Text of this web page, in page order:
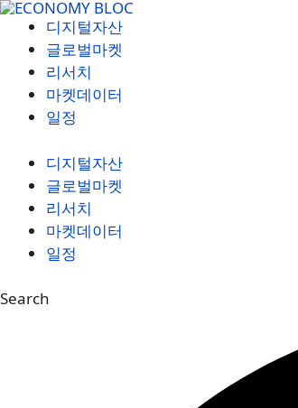
컨
디지털자산
글로벌마켓
리서치
마켓데이터
일정
디지털자산
글로벌마켓
리서치
마켓데이터
일정
Search